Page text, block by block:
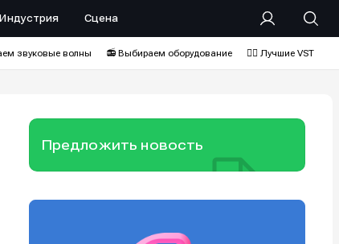
Индустрия Сцена
звуковые волны 📻 Выбираем оборудование ❤️‍🔥 Лучшие VST
Предложить новость